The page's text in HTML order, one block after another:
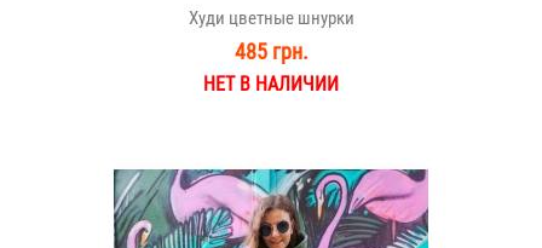
Худи цветные шнурки
485 грн.
НЕТ В НАЛИЧИИ